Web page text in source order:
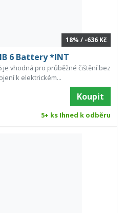
18% / -636 Kč
6 Battery *INT
je vhodná pro průběžné čištění bez
k elektrickém...
Koupit
5+ ks Ihned k odběru